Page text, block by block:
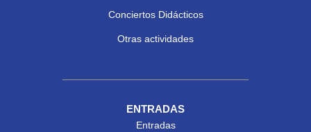
Conciertos Didácticos
Otras actividades
ENTRADAS
Entradas